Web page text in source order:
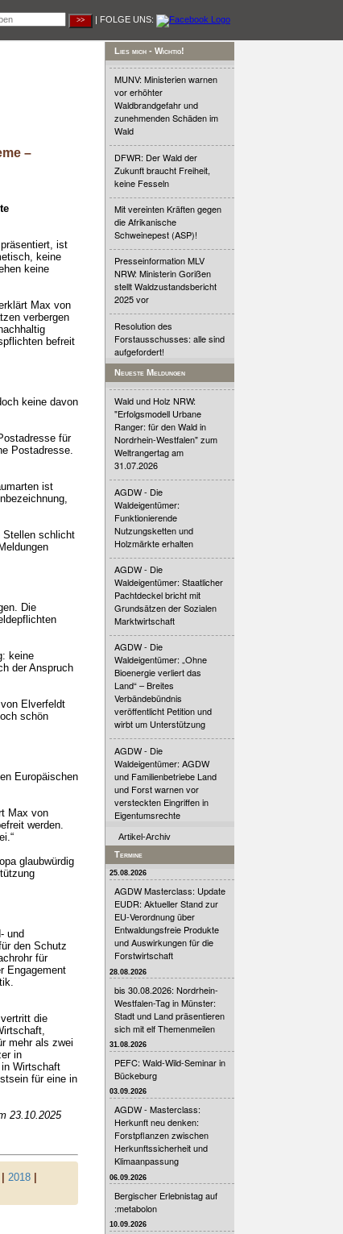
| FOLGE UNS:
–
ist
keine
keine
Max von
verbergen
befreit
keine davon
für
Postadresse.
ist
Stellen schlicht
Die
keine
der Anspruch
Elverfeldt
schön
Europäischen
Max von
werden.
glaubwürdig
und
den Schutz
für
Engagement
die
mehr als zwei
in
Wirtschaft
für eine in
23.10.2025
2018|
Lies mich - Wichtig!
MUNV: Ministerien warnen
vor erhöhter
Waldbrandgefahr und
zunehmenden Schäden im
Wald
DFWR: Der Wald der
Zukunft braucht Freiheit,
keine Fesseln
Mit vereinten Kräften gegen
die Afrikanische
Schweinepest (ASP)!
Presseinformation MLV
NRW: Ministerin Gorißen
stellt Waldzustandsbericht
2025 vor
Resolution des
Forstausschusses: alle sind
aufgefordert!
Neueste Meldungen
Wald und Holz NRW:
"Erfolgsmodell Urbane
Ranger: für den Wald in
Nordrhein-Westfalen" zum
Weltrangertag am
31.07.2026
AGDW - Die
Waldeigentümer:
Funktionierende
Nutzungsketten und
Holzmärkte erhalten
AGDW - Die
Waldeigentümer: Staatlicher
Pachtdeckel bricht mit
Grundsätzen der Sozialen
Marktwirtschaft
AGDW - Die
Waldeigentümer: „Ohne
Bioenergie verliert das
Land“ – Breites
Verbändebündnis
veröffentlicht Petition und
wirbt um Unterstützung
AGDW - Die
Waldeigentümer: AGDW
und Familienbetriebe Land
und Forst warnen vor
versteckten Eingriffen in
Eigentumsrechte
Artikel-Archiv
Termine
25.08.2026
AGDW Masterclass: Update
EUDR: Aktueller Stand zur
EU-Verordnung über
Entwaldungsfreie Produkte
und Auswirkungen für die
Forstwirtschaft
28.08.2026
bis 30.08.2026: Nordrhein-
Westfalen-Tag in Münster:
Stadt und Land präsentieren
sich mit elf Themenmeilen
31.08.2026
PEFC: Wald-Wild-Seminar in
Bückeburg
03.09.2026
AGDW - Masterclass:
Herkunft neu denken:
Forstpflanzen zwischen
Herkunftssicherheit und
Klimaanpassung
06.09.2026
Bergischer Erlebnistag auf
:metabolon
10.09.2026